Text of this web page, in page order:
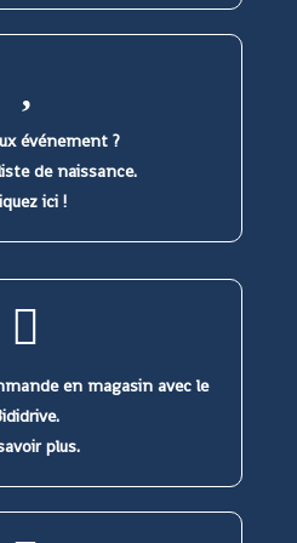
événement ?
de naissance.
ici !
en magasin avec le
plus.